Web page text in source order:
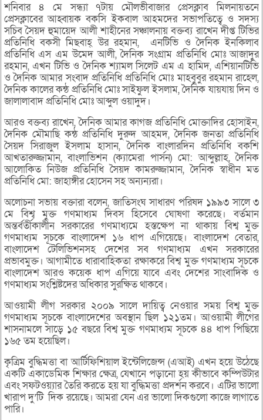
শনিবার ৪ মে সন্ধ্যা ৭টায় মৌলভীবাজার প্রেসক্লাব মিলনায়তনে
প্রেসক্লাবের আহ্বায়ক বকসি ইকবাল আহমদের সভাপতিত্বে ও সদস্য
সচিব সৈয়দ হুমায়েদ আলী শাহীনের সঞ্চালনায় বক্তব্য রাখেন দীপ্ত টিভির
প্রতিনিধি বকসী মিছবাহ্ উর রহমান, এনটিভি ও দৈনিক ইনকিলাব
প্রতিনিধি এস এম উমেদ আলী, দৈনিক সংগ্রাম প্রতিনিধি মোঃ আজাদুর
রহমান, এখন টিভি ও দৈনিক শ্যামল সিলেট এম এ হামিদ, এশিয়ানটিভি
ও দৈনিক আমার সংবাদ প্রতিনিধি প্রতিনিধি মোঃ মাহবুবুর রহমান রাহেল,
দৈনিক কালের কন্ঠ প্রতিনিধি মোঃ সাইফুল ইসলাম, দৈনিক যায়যায় দিন ও
জালালাবাদ প্রতিনিধি মোঃ আব্দুল ওয়াদুদ।
আরও বক্তব্য রাখেন, দৈনিক আমার কাগজ প্রতিনিধি মোক্তাদির হোসাইন,
দৈনিক মৌমাছি কন্ঠ প্রতিনিধি দুরুদ আহমদ, দৈনিক জনতা প্রতিনিধি
সৈয়দ সিরাজুল ইসলাম হাসান, দৈনিক বাংলারদিন প্রতিনিধি বকশি
আখতারুজ্জামান, বাংলাভিশন (ক্যামেরা পার্সন) মো: আব্দুল্লাহ, দৈনিক
আলোকিত নিউজ প্রতিনিধি সৈয়দ কামরুজ্জামান, দৈনিক স্বাধীন মত
প্রতিনিধি মো: জাহাঙ্গীর হোসেন সহ অন্যন্যরা।
অলোচনা সভায় বক্তারা বলেন, জাতিসংঘ সাধারণ পরিষদ ১৯৯৩ সালে ৩
মে বিশ্ব মুক্ত গণমাধ্যম দিবস হিসেবে ঘোষণা করেছে। বর্তমান
অন্তর্বর্তীকালীন সরকারের গণমাধ্যমে হস্তক্ষেপ না থাকায় বিশ্ব মুক্ত
গণমাধ্যম সূচকে বাংলাদেশ ১৬ ধাপ এগিয়েছে। বাংলাদেশ বেতার,
বাংলাদেশ টেলিভিশনসহ দেশের সব গণমাধ্যম এখন সরকারের
প্রভাবমুক্ত। আগামীতে ধারাবাহিকতা রক্ষাকরে বিশ্ব মুক্ত গণমাধ্যম সূচকে
বাংলাদেশ আরও কয়েক ধাপ এগিয়ে যাবে এবং দেশের সাংবাদিক ও
গণমাধ্যম সংশ্লিষ্টদের অধিকার সুরক্ষিত থাকবে।
আওয়ামী লীগ সরকার ২০০৯ সালে দায়িত্ব নেওয়ার সময় বিশ্ব মুক্ত
গণমাধ্যম সূচকে বাংলাদেশের অবস্থান ছিল ১২১তম। আওয়ামী লীগের
শাসনামলে সাড়ে ১৫ বছরে বিশ্ব মুক্ত গণমাধ্যম সূচকে ৪৪ ধাপ পিছিয়ে
১৬৫ তম হয়েছিল।
কৃত্রিম বুদ্ধিমত্তা বা আর্টিফিশিয়াল ইন্টেলিজেন্স (এআই) এখন হয়ে উঠেছে
একটি একাডেমিক শিক্ষার ক্ষেত্র, যেখানে পড়ানো হয় কীভাবে কম্পিউটার
এবং সফটওয়্যার তৈরি করতে হয় যা বুদ্ধিমত্তা প্রদর্শন করবে। এটির ভালো
খারাপ দু’টি দিক রয়েছে। আমরা যেন এর ভালো দিকগুলো কাজে লাগাতে
পারি।